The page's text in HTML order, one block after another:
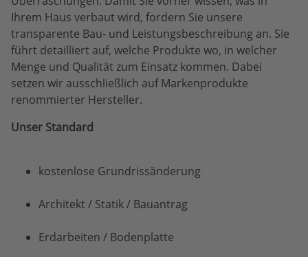
Ihrem Haus verbaut wird, fordern Sie unsere
transparente Bau- und Leistungsbeschreibung an. Sie
führt detailliert auf, welche Produkte wo, in welcher
Menge und Qualität zum Einsatz kommen. Dabei
setzen wir ausschließlich auf Markenprodukte
renommierter Hersteller.
Unser Standard
kostenlose Grundrissänderung
Architekt / Statik / Bauantrag
Erdarbeiten / Bodenplatte